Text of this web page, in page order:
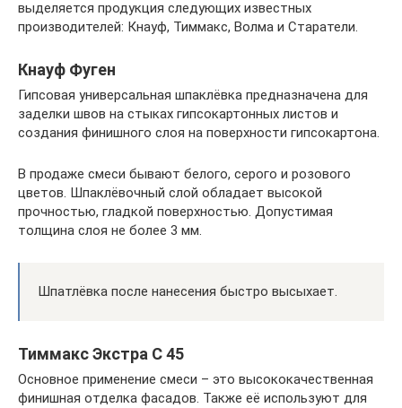
выделяется продукция следующих известных
производителей: Кнауф, Тиммакс, Волма и Старатели.
Кнауф Фуген
Гипсовая универсальная шпаклёвка предназначена для
заделки швов на стыках гипсокартонных листов и
создания финишного слоя на поверхности гипсокартона.
В продаже смеси бывают белого, серого и розового
цветов. Шпаклёвочный слой обладает высокой
прочностью, гладкой поверхностью. Допустимая
толщина слоя не более 3 мм.
Шпатлёвка после нанесения быстро высыхает.
Тиммакс Экстра С 45
Основное применение смеси – это высококачественная
финишная отделка фасадов. Также её используют для